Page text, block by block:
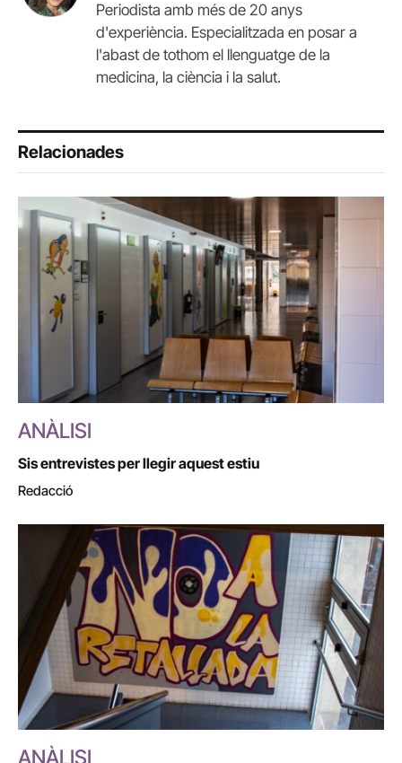
Periodista amb més de 20 anys
d'experiència. Especialitzada en posar a
l'abast de tothom el llenguatge de la
medicina, la ciència i la salut.
Relacionades
ANÀLISI
Sis entrevistes per llegir aquest estiu
Redacció
ANÀLISI